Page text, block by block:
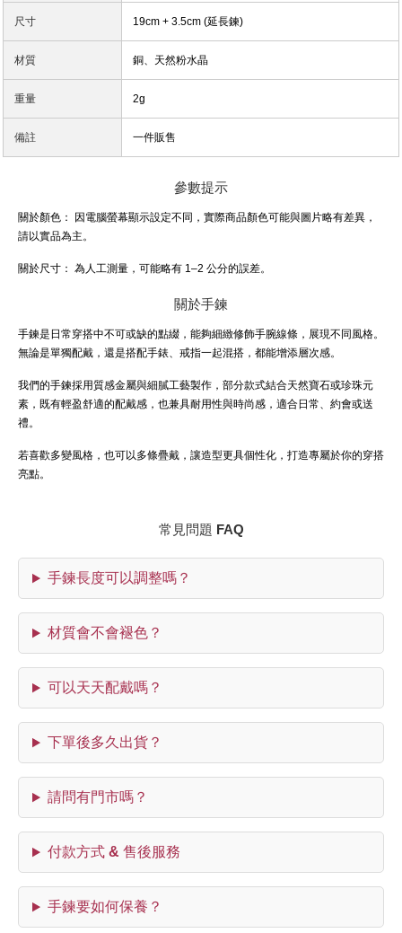
尺寸 19cm + 3.5cm (延長鍊)
材質 銅、天然粉水晶
重量 2g
備註 一件販售
參數提示
關於顏色：
因電腦螢幕顯示設定不同，實際商品顏色可能與圖片略有差異，
請以實品為主。
關於尺寸： 為人工測量，可能略有 1–2 公分的誤差。
關於手鍊
手鍊是日常穿搭中不可或缺的點綴，能夠細緻修飾手腕線條，展現不同風格。
無論是單獨配戴，還是搭配手錶、戒指一起混搭，都能增添層次感。
我們的手鍊採用質感金屬與細膩工藝製作，部分款式結合天然寶石或珍珠元
素，既有輕盈舒適的配戴感，也兼具耐用性與時尚感，適合日常、約會或送
禮。
若喜歡多變風格，也可以多條疊戴，讓造型更具個性化，打造專屬於你的穿搭
亮點。
常見問題 FAQ
手鍊長度可以調整嗎？
材質會不會褪色？
可以天天配戴嗎？
下單後多久出貨？
請問有門市嗎？
付款方式 & 售後服務
手鍊要如何保養？